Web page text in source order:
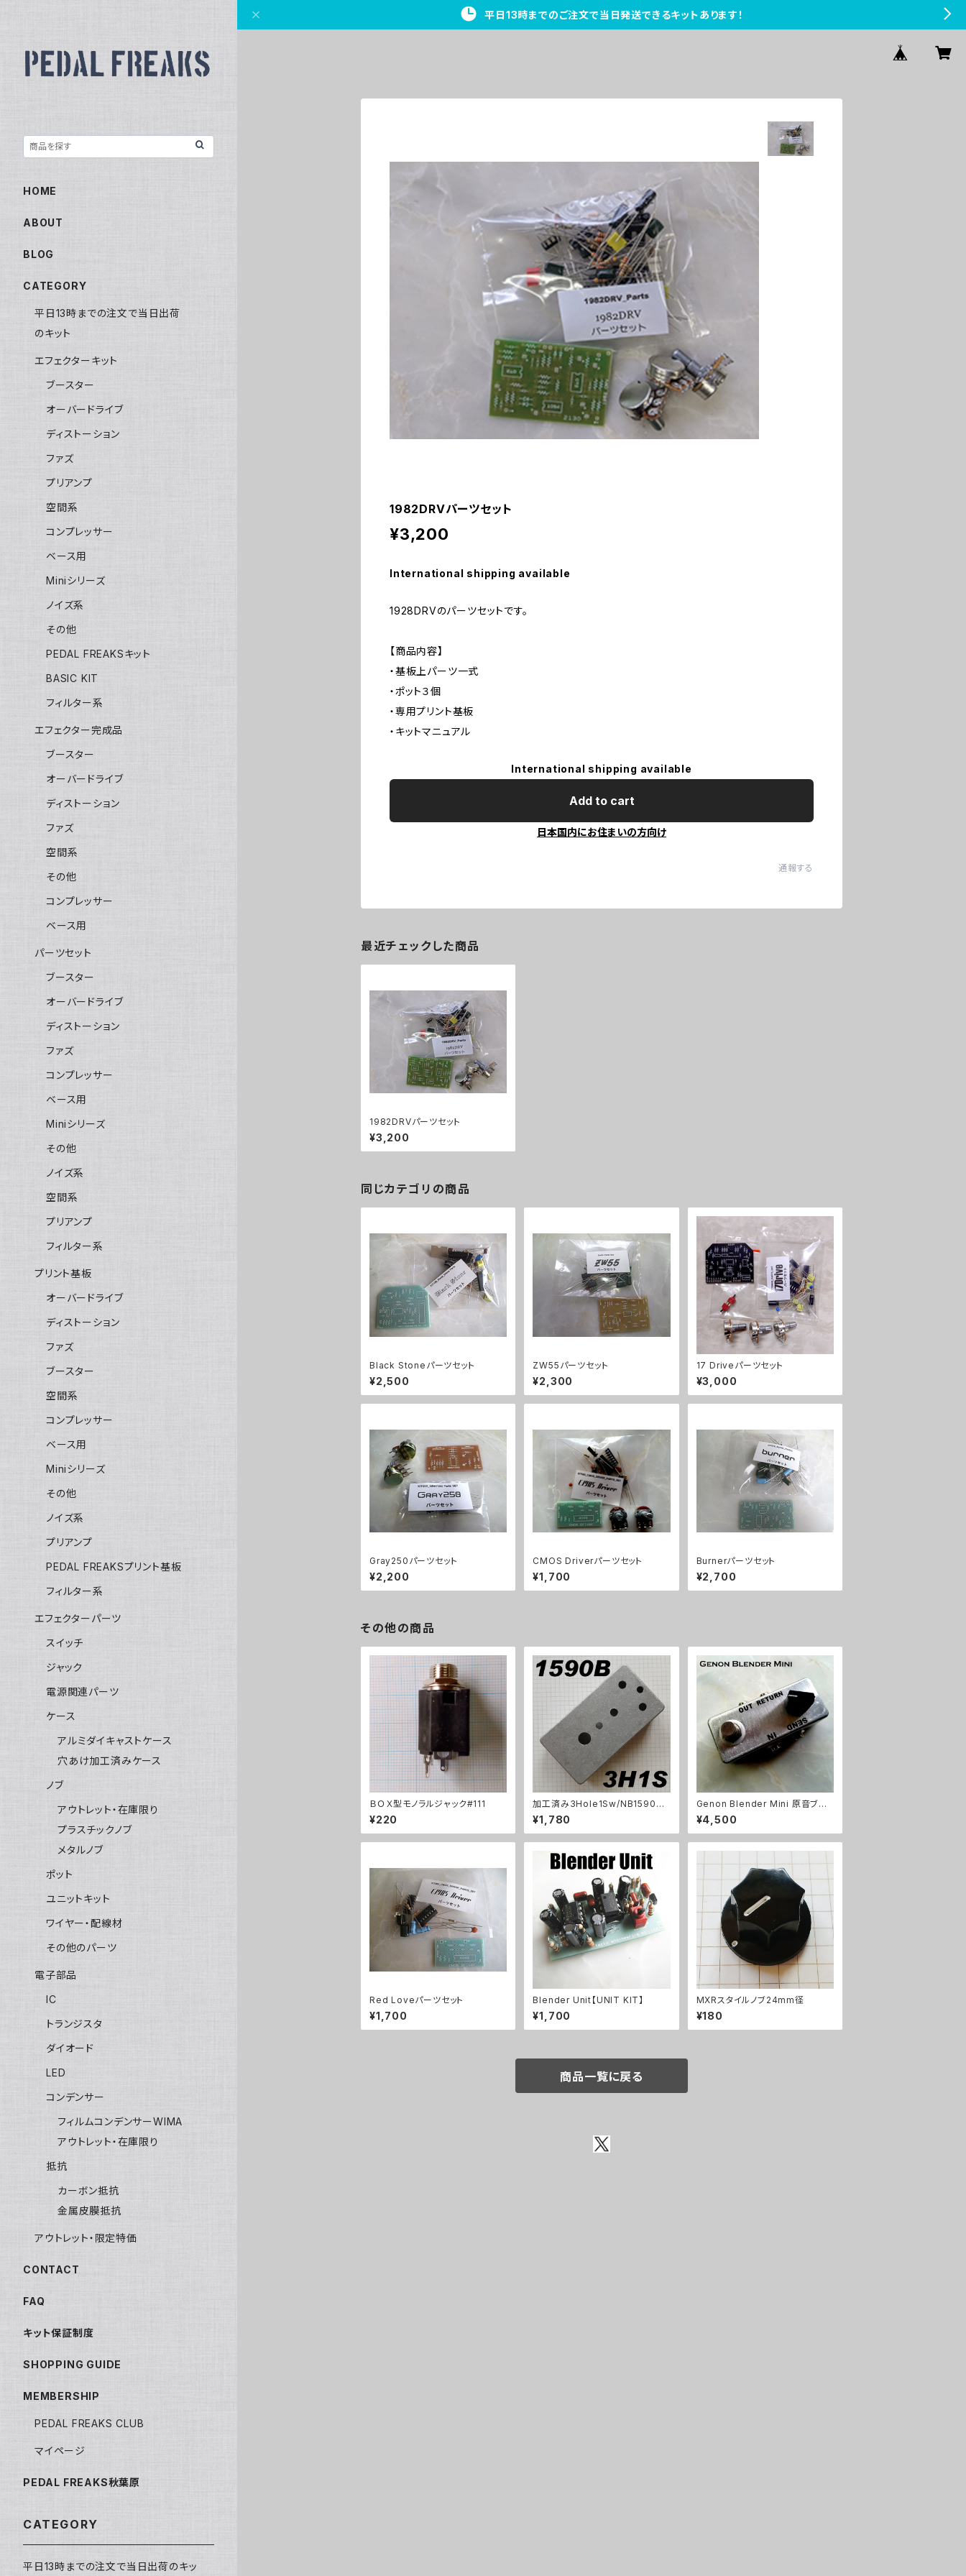
平日13時までのご注文で当日発送できるキットあります！
1982DRVパーツセット
¥3,200
International shipping available
1928DRVのパーツセットです。
【商品内容】
・基板上パーツ一式
・ポット３個
・専用プリント基板
・キットマニュアル
International shipping available
Add to cart
日本国内にお住まいの方向け
通報する
最近チェックした商品
1982DRVパーツセット
¥3,200
同じカテゴリの商品
Black Stoneパーツセット
¥2,500
ZW55パーツセット
¥2,300
17 Driveパーツセット
¥3,000
Gray250パーツセット
¥2,200
CMOS Driverパーツセット
¥1,700
Burnerパーツセット
¥2,700
その他の商品
ＢＯＸ型モノラルジャック#111
¥220
加工済み3Hole1Sw/NB1590B
（112x61x32mm）アルミダイキャ
ストケース
¥1,780
Genon Blender Mini 原音ブレ
ンドキット【BASIC KIT】
¥4,500
Red Loveパーツセット
¥1,700
Blender Unit【UNIT KIT】
¥1,700
MXRスタイルノブ24mm径
¥180
商品一覧に戻る
HOME
ABOUT
BLOG
CATEGORY
平日13時までの注文で当日出荷
のキット
エフェクターキット
ブースター
オーバードライブ
ディストーション
ファズ
プリアンプ
空間系
コンプレッサー
ベース用
Miniシリーズ
ノイズ系
その他
PEDAL FREAKSキット
BASIC KIT
フィルター系
エフェクター完成品
ブースター
オーバードライブ
ディストーション
ファズ
空間系
その他
コンプレッサー
ベース用
パーツセット
ブースター
オーバードライブ
ディストーション
ファズ
コンプレッサー
ベース用
Miniシリーズ
その他
ノイズ系
空間系
プリアンプ
フィルター系
プリント基板
オーバードライブ
ディストーション
ファズ
ブースター
空間系
コンプレッサー
ベース用
Miniシリーズ
その他
ノイズ系
プリアンプ
PEDAL FREAKSプリント基板
フィルター系
エフェクターパーツ
スイッチ
ジャック
電源関連パーツ
ケース
アルミダイキャストケース
穴あけ加工済みケース
ノブ
アウトレット・在庫限り
プラスチックノブ
メタルノブ
ポット
ユニットキット
ワイヤー・配線材
その他のパーツ
電子部品
IC
トランジスタ
ダイオード
LED
コンデンサー
フィルムコンデンサーWIMA
アウトレット・在庫限り
抵抗
カーボン抵抗
金属皮膜抵抗
アウトレット・限定特価
CONTACT
FAQ
キット保証制度
SHOPPING GUIDE
MEMBERSHIP
PEDAL FREAKS CLUB
マイページ
PEDAL FREAKS秋葉原
CATEGORY
平日13時までの注文で当日出荷のキッ